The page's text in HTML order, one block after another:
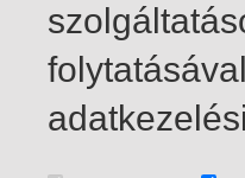
1-2 / insgesamt 2 Treffer